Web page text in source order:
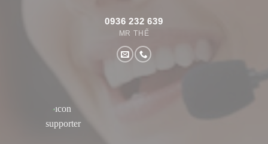
0936 232 639
MR THẾ